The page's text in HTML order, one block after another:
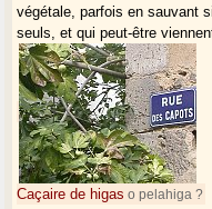
végétale, parfois en sauvant
seuls, et qui peut-être
Caçaire de higas o pelahiga ?